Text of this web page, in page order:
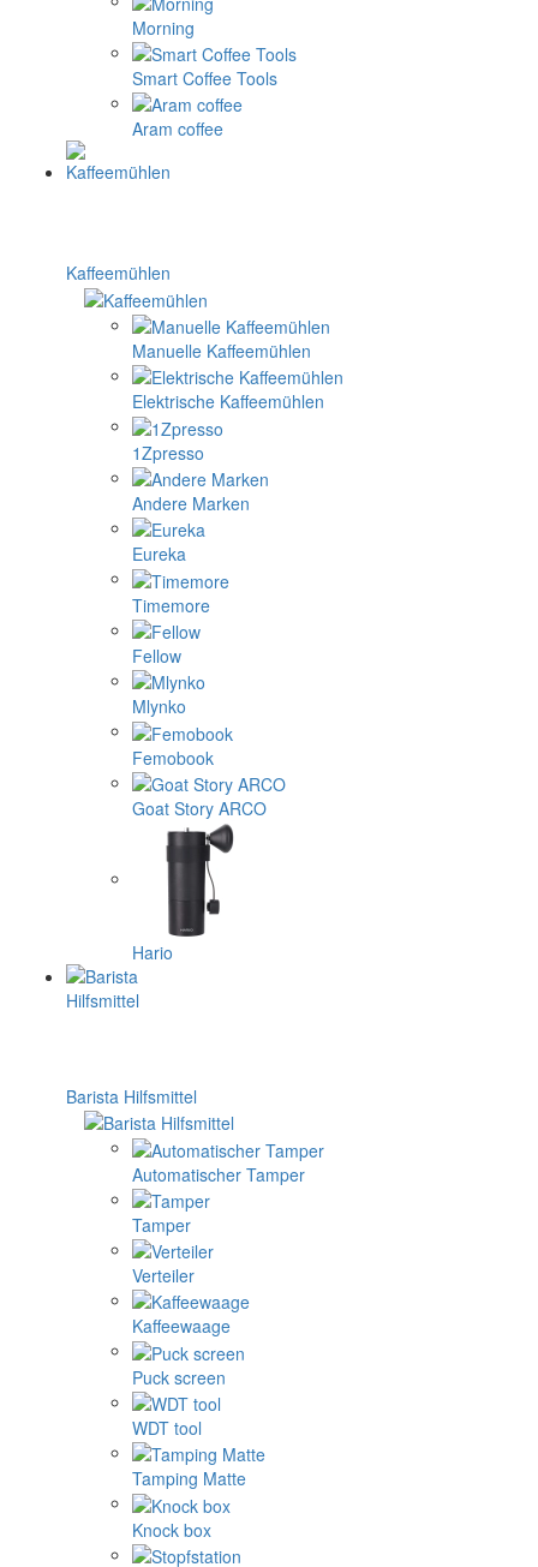
Morning
Smart Coffee Tools
Aram coffee
Kaffeemühlen
Manuelle Kaffeemühlen
Elektrische Kaffeemühlen
1Zpresso
Andere Marken
Eureka
Timemore
Fellow
Mlynko
Femobook
Goat Story ARCO
Hario
Barista Hilfsmittel
Automatischer Tamper
Tamper
Verteiler
Kaffeewaage
Puck screen
WDT tool
Tamping Matte
Knock box